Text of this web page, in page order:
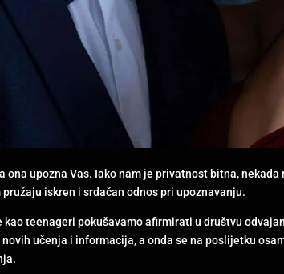
upozna Vas. Iako nam je privatnost bitna,
iskren i srdačan odnos pri upoznavanju.
teenageri pokušavamo afirmirati u društvu
učenja i informacija, a onda se na poslijetku